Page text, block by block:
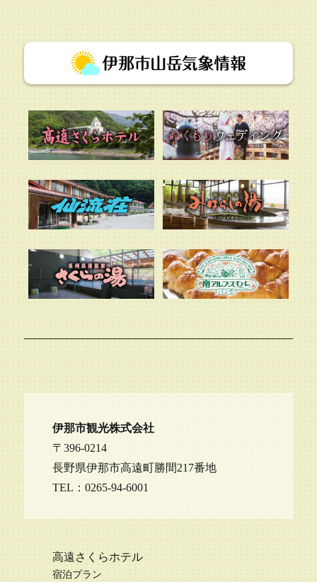
伊那市観光株式会社
〒396-0214
長野県伊那市高遠町勝間217番地
TEL：0265-94-6001
高遠さくらホテル
宿泊プラン